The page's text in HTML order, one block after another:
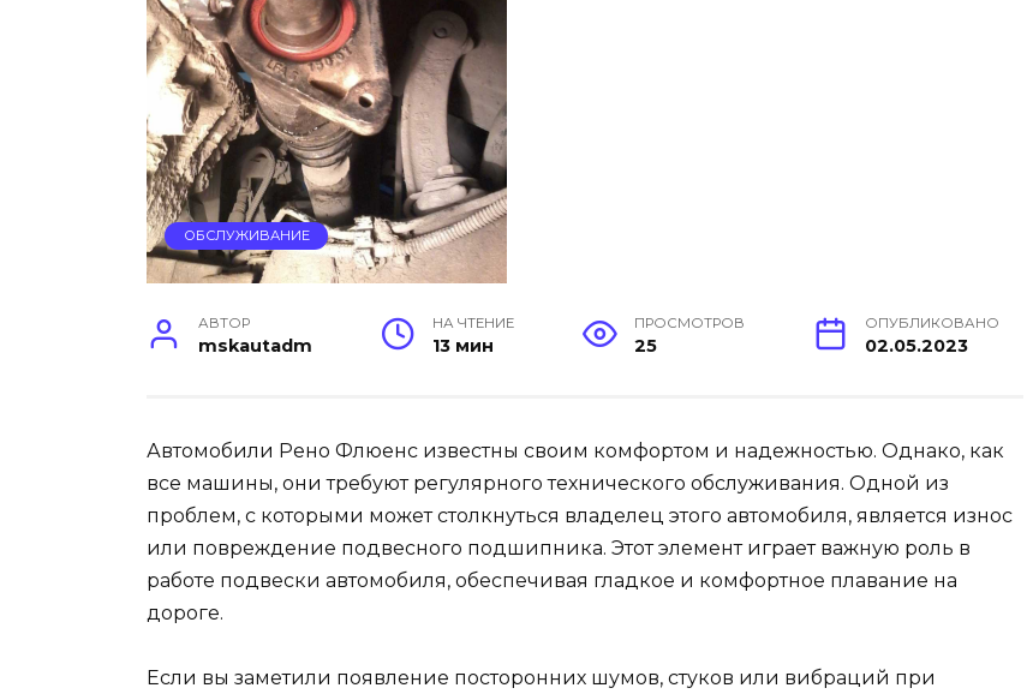
ОБСЛУЖИВАНИЕ
АВТОР
mskautadm
НА ЧТЕНИЕ
13 мин
ПРОСМОТРОВ
25
ОПУБЛИКОВАНО
02.05.2023
Автомобили Рено Флюенс известны своим комфортом и надежностью. Однако, как
все машины, они требуют регулярного технического обслуживания. Одной из
проблем, с которыми может столкнуться владелец этого автомобиля, является износ
или повреждение подвесного подшипника. Этот элемент играет важную роль в
работе подвески автомобиля, обеспечивая гладкое и комфортное плавание на
дороге.
Если вы заметили появление посторонних шумов, стуков или вибраций при